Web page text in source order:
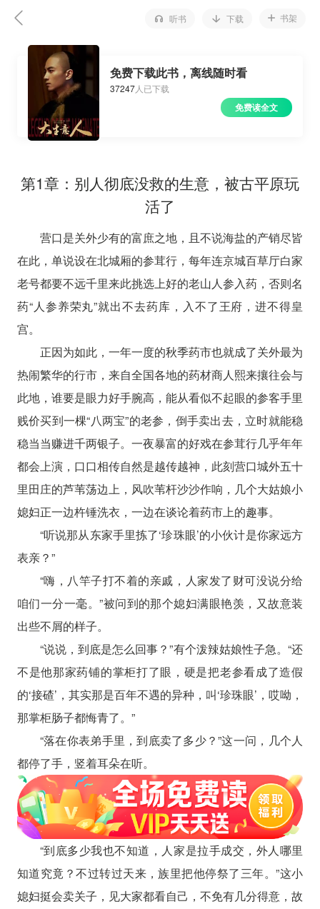
听书 下载 书架
免费下载此书，离线随时看
37247人已下载
免费读全文
第1章：别人彻底没救的生意，被古平原玩
活了
营口是关外少有的富庶之地，且不说海盐的产销尽皆
在此，单说设在北城厢的参茸行，每年连京城百草厅白家
老号都要不远千里来此挑选上好的老山人参入药，否则名
药“人参养荣丸”就出不去药库，入不了王府，进不得皇
宫。
正因为如此，一年一度的秋季药市也就成了关外最为
热闹繁华的行市，来自全国各地的药材商人熙来攘往会与
此地，谁要是眼力好手腕高，能从看似不起眼的参客手里
贱价买到一棵“八两宝”的老参，倒手卖出去，立时就能稳
稳当当赚进千两银子。一夜暴富的好戏在参茸行几乎年年
都会上演，口口相传自然是越传越神，此刻营口城外五十
里田庄的芦苇荡边上，风吹苇杆沙沙作响，几个大姑娘小
媳妇正一边杵锤洗衣，一边在谈论着药市上的趣事。
“听说那从东家手里拣了‘珍珠眼’的小伙计是你家远方
表亲？”
“嗨，八竿子打不着的亲戚，人家发了财可没说分给
咱们一分一毫。”被问到的那个媳妇满眼艳羡，又故意装
出些不屑的样子。
“说说，到底是怎么回事？”有个泼辣姑娘性子急。“还
不是他那家药铺的掌柜打了眼，硬是把老参看成了造假
的‘接碴’，其实那是百年不遇的异种，叫‘珍珠眼’，哎呦，
那掌柜肠子都悔青了。”
“落在你表弟手里，到底卖了多少？”这一问，几个人
都停了手，竖着耳朵在听。
“到底多少我也不知道，人家是拉手成交，外人哪里
知道究竟？不过转过天来，族里把他停祭了三年。”这小
媳妇挺会卖关子，见大家都看自己，不免有几分得意，故